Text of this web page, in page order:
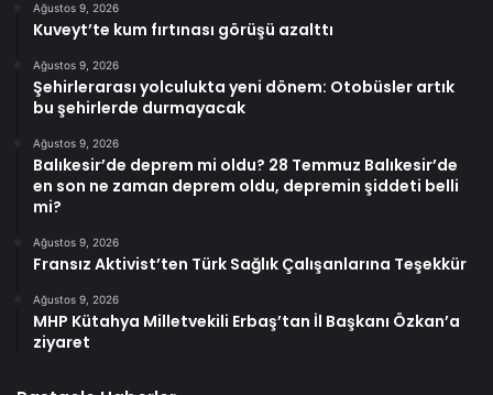
Ağustos 9, 2026
Kuveyt’te kum fırtınası görüşü azalttı
Ağustos 9, 2026
Şehirlerarası yolculukta yeni dönem: Otobüsler artık
bu şehirlerde durmayacak
Ağustos 9, 2026
Balıkesir’de deprem mi oldu? 28 Temmuz Balıkesir’de
en son ne zaman deprem oldu, depremin şiddeti belli
mi?
Ağustos 9, 2026
Fransız Aktivist’ten Türk Sağlık Çalışanlarına Teşekkür
Ağustos 9, 2026
MHP Kütahya Milletvekili Erbaş’tan İl Başkanı Özkan’a
ziyaret